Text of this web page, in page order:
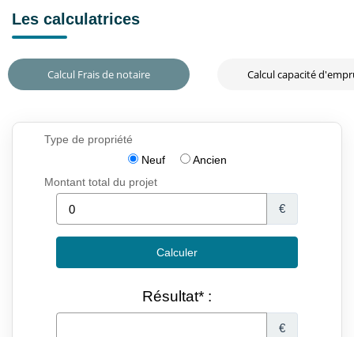
Les calculatrices
Calcul Frais de notaire Calcul capacité